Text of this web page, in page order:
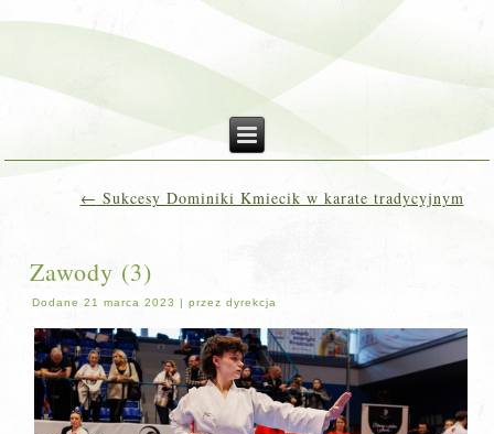
← Sukcesy Dominiki Kmiecik w karate tradycyjnym
Zawody (3)
Dodane 21 marca 2023 |przez dyrekcja